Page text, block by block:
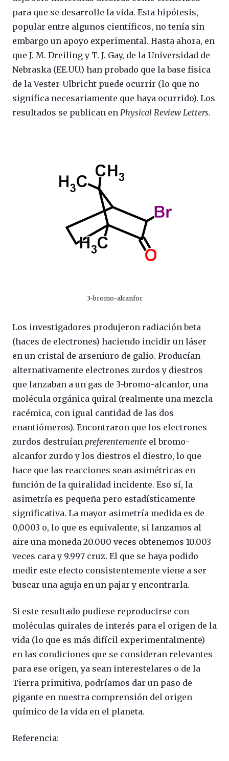
para que se desarrolle la vida. Esta hipótesis,
popular entre algunos científicos, no tenía sin
embargo un apoyo experimental. Hasta ahora, en
que J. M. Dreiling y T. J. Gay, de la Universidad de
Nebraska (EE.UU.) han probado que la base física
de la Vester-Ulbricht puede ocurrir (lo que no
significa necesariamente que haya ocurrido). Los
resultados se publican en Physical Review Letters.
3-bromo-alcanfor
Los investigadores produjeron radiación beta
(haces de electrones) haciendo incidir un láser
en un cristal de arseniuro de galio. Producían
alternativamente electrones zurdos y diestros
que lanzaban a un gas de 3-bromo-alcanfor, una
molécula orgánica quiral (realmente una mezcla
racémica, con igual cantidad de las dos
enantiómeros). Encontraron que los electrones
zurdos destruían preferentemente el bromo-
alcanfor zurdo y los diestros el diestro, lo que
hace que las reacciones sean asimétricas en
función de la quiralidad incidente. Eso sí, la
asimetría es pequeña pero estadísticamente
significativa. La mayor asimetría medida es de
0,0003 o, lo que es equivalente, si lanzamos al
aire una moneda 20.000 veces obtenemos 10.003
veces cara y 9.997 cruz. El que se haya podido
medir este efecto consistentemente viene a ser
buscar una aguja en un pajar y encontrarla.
Si este resultado pudiese reproducirse con
moléculas quirales de interés para el origen de la
vida (lo que es más difícil experimentalmente)
en las condiciones que se consideran relevantes
para ese origen, ya sean interestelares o de la
Tierra primitiva, podríamos dar un paso de
gigante en nuestra comprensión del origen
químico de la vida en el planeta.
Referencia: